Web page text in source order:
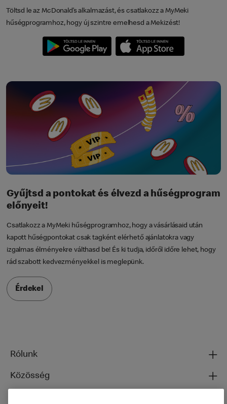
Töltsd le az McDonald’s alkalmazást, és csatlakozz a MyMeki
hűségprogramhoz, hogy új szintre emelhesd a Mekizést!
Gyűjtsd a pontokat és élvezd a hűségprogram
előnyeit!
Csatlakozz a MyMeki hűségprogramhoz, hogy a vásárlásaid után
kapott hűségpontokat csak tagként elérhető ajánlatokra vagy
izgalmas élményekre válthasd be! És ki tudja, időről időre lehet, hogy
rád szabott kedvezményekkel is meglepünk.
Érdekel
Rólunk
Közösség